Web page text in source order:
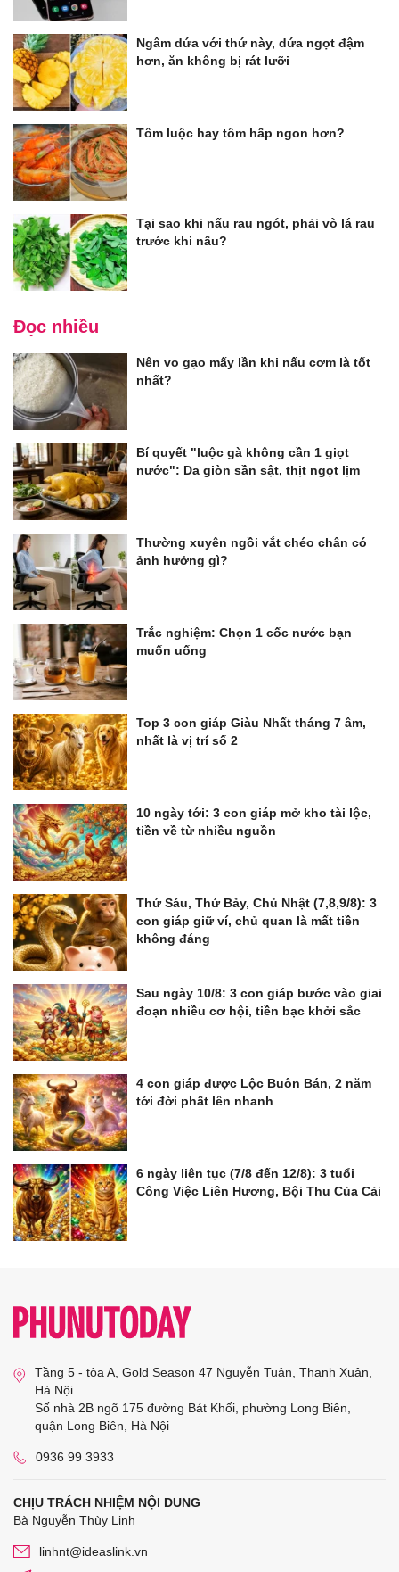
Ngâm dứa với thứ này, dứa ngọt đậm
hơn, ăn không bị rát lưỡi
Tôm luộc hay tôm hấp ngon hơn?
Tại sao khi nấu rau ngót, phải vò lá rau
trước khi nấu?
Đọc nhiều
Nên vo gạo mấy lần khi nấu cơm là tốt
nhất?
Bí quyết "luộc gà không cần 1 giọt
nước": Da giòn sần sật, thịt ngọt lịm
Thường xuyên ngồi vắt chéo chân có
ảnh hưởng gì?
Trắc nghiệm: Chọn 1 cốc nước bạn
muốn uống
Top 3 con giáp Giàu Nhất tháng 7 âm,
nhất là vị trí số 2
10 ngày tới: 3 con giáp mở kho tài lộc,
tiền về từ nhiều nguồn
Thứ Sáu, Thứ Bảy, Chủ Nhật (7,8,9/8): 3
con giáp giữ ví, chủ quan là mất tiền
không đáng
Sau ngày 10/8: 3 con giáp bước vào giai
đoạn nhiều cơ hội, tiền bạc khởi sắc
4 con giáp được Lộc Buôn Bán, 2 năm
tới đời phất lên nhanh
6 ngày liên tục (7/8 đến 12/8): 3 tuổi
Công Việc Liên Hương, Bội Thu Của Cải
Tầng 5 - tòa A, Gold Season 47 Nguyễn Tuân, Thanh Xuân,
Hà Nội
Số nhà 2B ngõ 175 đường Bát Khối, phường Long Biên,
quận Long Biên, Hà Nội
0936 99 3933
CHỊU TRÁCH NHIỆM NỘI DUNG
Bà Nguyễn Thùy Linh
linhnt@ideaslink.vn